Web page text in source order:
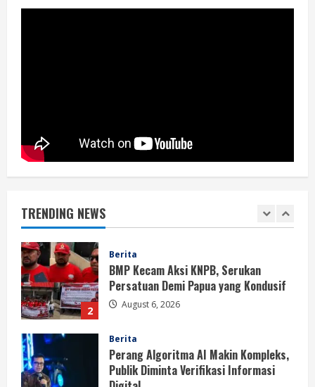
TRENDING NEWS
Etika, Verifikasi, dan Media Tepercaya
2
Berita
BMP Kecam Aksi KNPB, Serukan
3
Perang Algoritma AI Makin Kompleks,
Publik Diminta Verifikasi Informasi
Digital
August 6, 2026
Berita
Pemerintah Perkuat Ekosistem Media
Digital Nasional Hadapi Perang